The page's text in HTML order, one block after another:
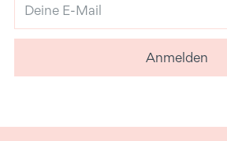
E-
Mail
Anmelden